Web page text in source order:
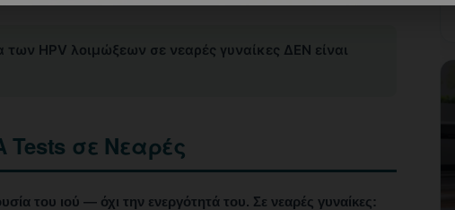
των HPV λοιμώξεων σε νεαρές γυναίκες ΔΕΝ είναι
σε Νεαρές
του ιού — όχι την ενεργότητά του. Σε νεαρές γυναίκες: